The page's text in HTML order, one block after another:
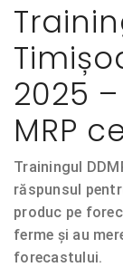
2025
MRP
Trainingul
răspunsul
produc pe
ferme și au
forecastului.